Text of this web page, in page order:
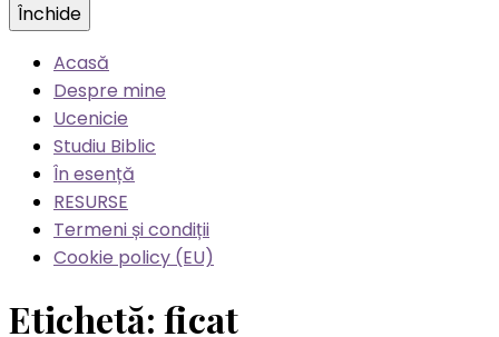
Închide
Acasă
Despre mine
Ucenicie
Studiu Biblic
În esență
RESURSE
Termeni și condiții
Cookie policy (EU)
Etichetă: ficat